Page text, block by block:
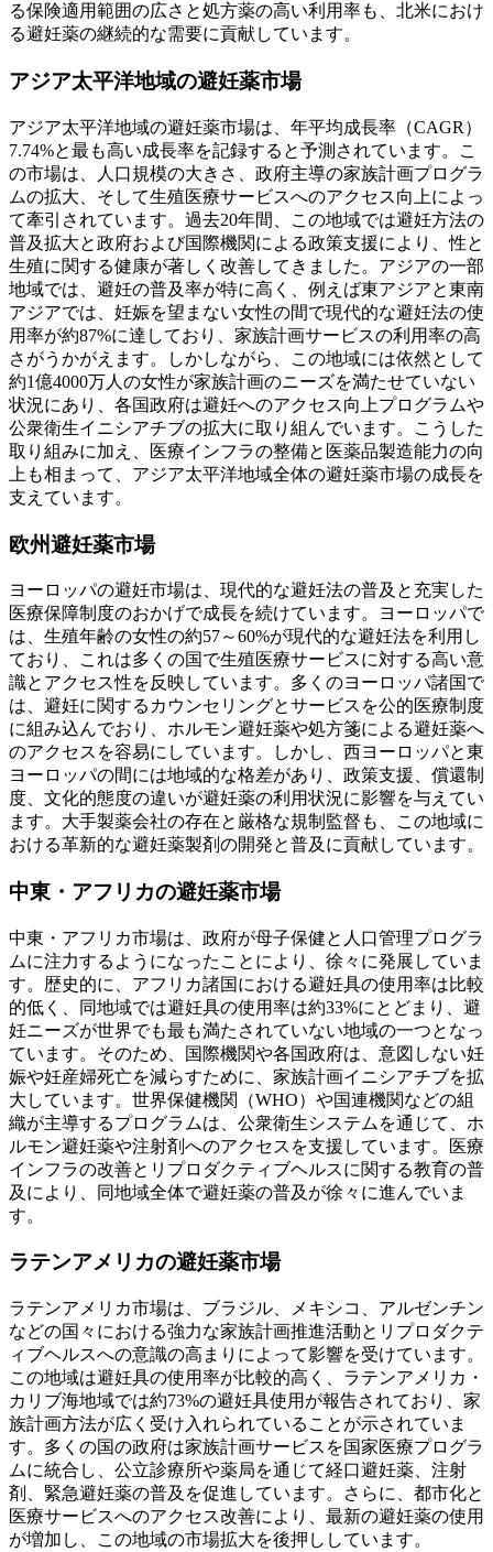
る保険適用範囲の広さと処方薬の高い利用率も、北米におけ
る避妊薬の継続的な需要に貢献しています。
アジア太平洋地域の避妊薬市場
アジア太平洋地域の避妊薬市場は、年平均成長率（CAGR）
7.74%と最も高い成長率を記録すると予測されています。こ
の市場は、人口規模の大きさ、政府主導の家族計画プログラ
ムの拡大、そして生殖医療サービスへのアクセス向上によっ
て牽引されています。過去20年間、この地域では避妊方法の
普及拡大と政府および国際機関による政策支援により、性と
生殖に関する健康が著しく改善してきました。アジアの一部
地域では、避妊の普及率が特に高く、例えば東アジアと東南
アジアでは、妊娠を望まない女性の間で現代的な避妊法の使
用率が約87%に達しており、家族計画サービスの利用率の高
さがうかがえます。しかしながら、この地域には依然として
約1億4000万人の女性が家族計画のニーズを満たせていない
状況にあり、各国政府は避妊へのアクセス向上プログラムや
公衆衛生イニシアチブの拡大に取り組んでいます。こうした
取り組みに加え、医療インフラの整備と医薬品製造能力の向
上も相まって、アジア太平洋地域全体の避妊薬市場の成長を
支えています。
欧州避妊薬市場
ヨーロッパの避妊市場は、現代的な避妊法の普及と充実した
医療保障制度のおかげで成長を続けています。ヨーロッパで
は、生殖年齢の女性の約57～60%が現代的な避妊法を利用し
ており、これは多くの国で生殖医療サービスに対する高い意
識とアクセス性を反映しています。多くのヨーロッパ諸国で
は​​、避妊に関するカウンセリングとサービスを公的医療制度
に組み込んでおり、ホルモン避妊薬や処方箋による避妊薬へ
のアクセスを容易にしています。しかし、西ヨーロッパと東
ヨーロッパの間には地域的な格差があり、政策支援、償還制
度、文化的態度の違いが避妊薬の利用状況に影響を与えてい
ます。大手製薬会社の存在と厳格な規制監督も、この地域に
おける革新的な避妊薬製剤の開発と普及に貢献しています。
中東・アフリカの避妊薬市場
中東・アフリカ市場は、政府が母子保健と人口管理プログラ
ムに注力するようになったことにより、徐々に発展していま
す。歴史的に、アフリカ諸国における避妊具の使用率は比較
的低く、同地域では避妊具の使用率は約33%にとどまり、避
妊ニーズが世界でも最も満たされていない地域の一つとなっ
ています。そのため、国際機関や各国政府は、意図しない妊
娠や妊産婦死亡を減らすために、家族計画イニシアチブを拡
大しています。世界保健機関（WHO）や国連機関などの組
織が主導するプログラムは、公衆衛生システムを通じて、ホ
ルモン避妊薬や注射剤へのアクセスを支援しています。医療
インフラの改善とリプロダクティブヘルスに関する教育の普
及により、同地域全体で避妊薬の普及が徐々に進んでいま
す。
ラテンアメリカの避妊薬市場
ラテンアメリカ市場は、ブラジル、メキシコ、アルゼンチン
などの国々における強力な家族計画推進活動とリプロダクテ
ィブヘルスへの意識の高まりによって影響を受けています。
この地域は避妊具の使用率が比較的高く、ラテンアメリカ・
カリブ海地域では約73%の避妊具使用が報告されており、家
族計画方法が広く受け入れられていることが示されていま
す。多くの国の政府は家族計画サービスを国家医療プログラ
ムに統合し、公立診療所や薬局を通じて経口避妊薬、注射
剤、緊急避妊薬の普及を促進しています。さらに、都市化と
医療サービスへのアクセス改善により、最新の避妊薬の使用
が増加し、この地域の市場拡大を後押ししています。